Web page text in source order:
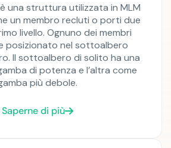
una struttura utilizzata in MLM
un membro recluti o porti due
livello. Ognuno dei membri
posizionato nel sottoalbero
Il sottoalbero di solito ha una
di potenza e l’altra come
più debole.
Saperne di più